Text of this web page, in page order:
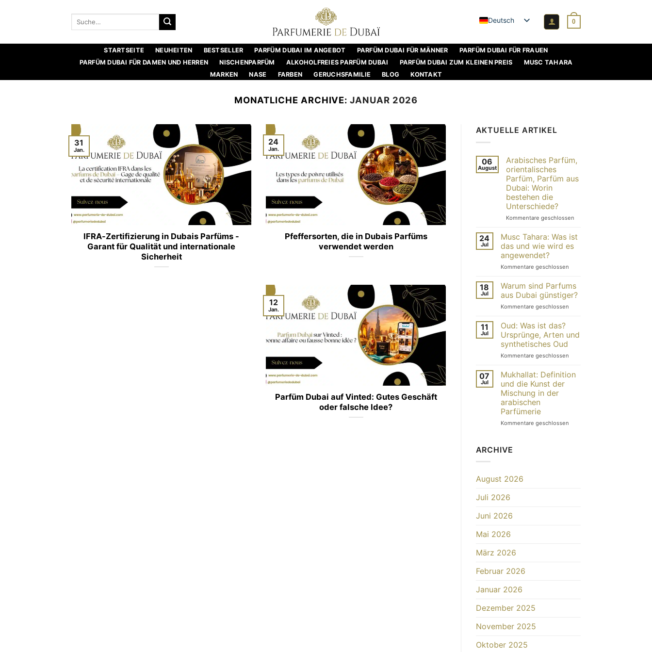
Suche
Deutsch 0
STARTSEITE NEUHEITEN BESTSELLER PARFÜM DUBAI IM ANGEBOT PARFÜM DUBAI FÜR MÄNNER
PARFÜM DUBAI FÜR FRAUEN
PARFÜM DUBAI FÜR DAMEN UND HERREN
NISCHENPARFÜM ALKOHOLFREIES PARFÜM DUBAI PARFÜM DUBAI ZUM KLEINEN PREIS
MUSC TAHARA
MARKEN
NASE FARBEN GERUCHSFAMILIE BLOG KONTAKT
MONATLICHE ARCHIVE:JANUAR 2026
IFRA-Zertifizierung in Dubais Parfüms -
Garant für Qualität und internationale
Sicherheit
31
Jan.
Pfeffersorten, die in Dubais Parfüms
verwendet werden
24
Jan.
Parfüm Dubai auf Vinted: Gutes Geschäft
oder falsche Idee?
12
Jan.
AKTUELLE ARTIKEL
06
August
Arabisches Parfüm,
orientalisches
Parfüm, Parfüm aus
Dubai: Worin
bestehen die
Unterschiede?
Kommentare geschlossenÜber
Parfums,
orientalische
Parfums
Dubai:
Worin
bestehen
24
Jul
Musc Tahara: Was ist
das und wie wird es
angewendet?
Kommentare geschlossenÜber
Was
ist
das
wendet
man
an?
18
Jul
Warum sind Parfums
aus Dubai günstiger?
Kommentare geschlossenzum
sind
Parfums
Dubai
11
Jul
Oud: Was ist das?
Ursprünge, Arten und
synthetisches Oud
Kommentare geschlossenÜber
ist
synthetisches
07
Jul
Mukhallat: Definition
und die Kunst der
Mischung in der
arabischen
Parfümerie
Kommentare geschlossenÜber
ARCHIVE
August 2026
Juli 2026
Juni 2026
Mai 2026
März 2026
Februar 2026
Januar 2026
Dezember 2025
November 2025
Oktober 2025